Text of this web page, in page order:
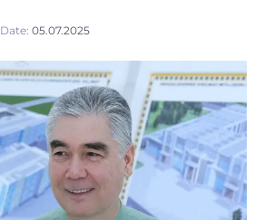
Date: 05.07.2025